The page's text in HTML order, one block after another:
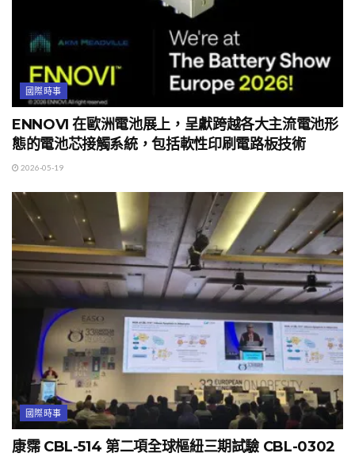
國際時事
ENNOVI 在歐洲電池展上，呈獻跨越各大主流電池形
態的電池芯接觸系統，包括軟性印刷電路板技術
2026-05-19
國際時事
康霈 CBL-514 第二項全球樞紐三期試驗 CBL-0302